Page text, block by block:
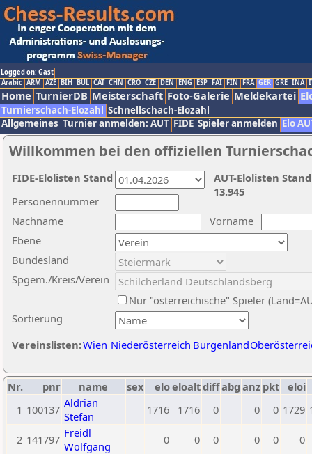
Logged on: Gast
Arabic ARM AZE BIH BUL CAT CHN CRO CZE DEN ENG ESP FAI FIN FRA GER GRE INA
Home TurnierDB Meisterschaft Foto-Galerie Meldekartei
Turnierschach-Elozahl Schnellschach-Elozahl
Allgemeines Turnier anmelden: AUT FIDE Spieler anmelden Elo
Willkommen bei den offiziellen
Nachname
Vorname
Ebene
Sortierung
Personennummer
Bundesland
Spgem./Kreis/Verein
Nur "österreichische" Spieler
Vereinslisten:Wien Niederösterreich Burgenland
AUT-Elolisten
13.945
FIDE-Elolisten Stand
Nr. pnr name sex eloeloaltdiffabg anz pkt eloi
1 100137 Aldrian
Stefan
1716 1716 0 0 0 1729
2 141797 Freidl
Wolfgang
0 0 0 0 0 0